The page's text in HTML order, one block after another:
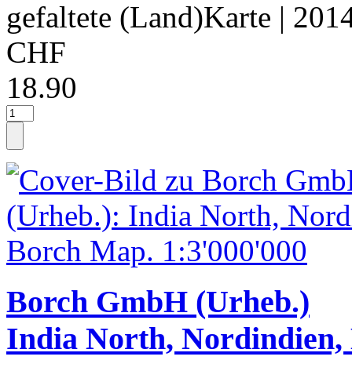
gefaltete (Land)Karte |
CHF
18.90
Borch GmbH (Urheb.)
India North, Nordindien,